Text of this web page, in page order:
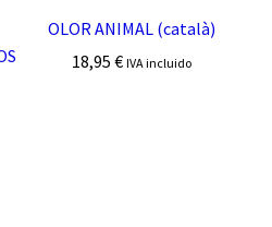
OLOR ANIMAL (català)
18,95 € IVA incluido